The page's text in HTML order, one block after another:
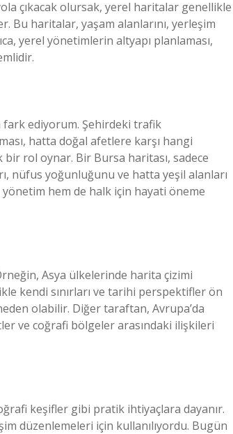
çıkacak olursak, yerel haritalar genellikle
Bu haritalar, yaşam alanlarını, yerleşim
yerel yönetimlerin altyapı planlaması,
fark ediyorum. Şehirdeki trafik
hatta doğal afetlere karşı hangi
rol oynar. Bir Bursa haritası, sadece
nüfus yoğunluğunu ve hatta yeşil alanları
hem de halk için hayati öneme
Asya ülkelerinde harita çizimi
kendi sınırları ve tarihi perspektifler ön
olabilir. Diğer taraftan, Avrupa’da
ve coğrafi bölgeler arasındaki ilişkileri
keşifler gibi pratik ihtiyaçlara dayanır.
düzenlemeleri için kullanılıyordu. Bugün